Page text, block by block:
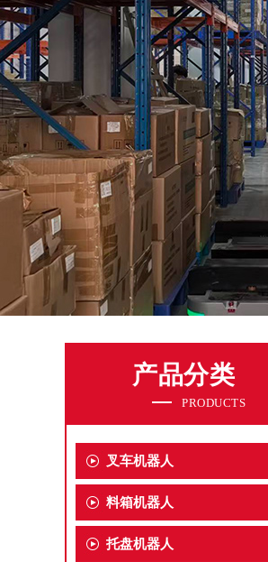
产品分类
PRODUCTS
叉车机器人
料箱机器人
托盘机器人